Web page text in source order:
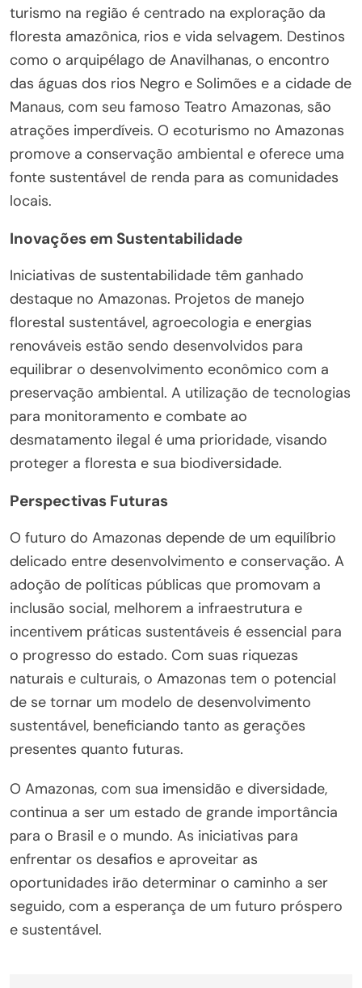
turismo na região é centrado na exploração da
floresta amazônica, rios e vida selvagem. Destinos
como o arquipélago de Anavilhanas, o encontro
das águas dos rios Negro e Solimões e a cidade de
Manaus, com seu famoso Teatro Amazonas, são
atrações imperdíveis. O ecoturismo no Amazonas
promove a conservação ambiental e oferece uma
fonte sustentável de renda para as comunidades
locais.
Inovações em Sustentabilidade
Iniciativas de sustentabilidade têm ganhado
destaque no Amazonas. Projetos de manejo
florestal sustentável, agroecologia e energias
renováveis estão sendo desenvolvidos para
equilibrar o desenvolvimento econômico com a
preservação ambiental. A utilização de tecnologias
para monitoramento e combate ao
desmatamento ilegal é uma prioridade, visando
proteger a floresta e sua biodiversidade.
Perspectivas Futuras
O futuro do Amazonas depende de um equilíbrio
delicado entre desenvolvimento e conservação. A
adoção de políticas públicas que promovam a
inclusão social, melhorem a infraestrutura e
incentivem práticas sustentáveis é essencial para
o progresso do estado. Com suas riquezas
naturais e culturais, o Amazonas tem o potencial
de se tornar um modelo de desenvolvimento
sustentável, beneficiando tanto as gerações
presentes quanto futuras.
O Amazonas, com sua imensidão e diversidade,
continua a ser um estado de grande importância
para o Brasil e o mundo. As iniciativas para
enfrentar os desafios e aproveitar as
oportunidades irão determinar o caminho a ser
seguido, com a esperança de um futuro próspero
e sustentável.